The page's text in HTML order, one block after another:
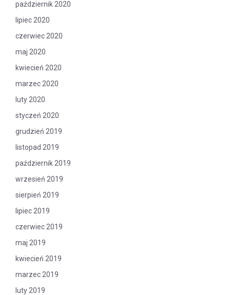
październik 2020
lipiec 2020
czerwiec 2020
maj 2020
kwiecień 2020
marzec 2020
luty 2020
styczeń 2020
grudzień 2019
listopad 2019
październik 2019
wrzesień 2019
sierpień 2019
lipiec 2019
czerwiec 2019
maj 2019
kwiecień 2019
marzec 2019
luty 2019